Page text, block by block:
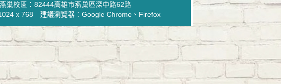
校區：82444高雄市燕巢區深中路62路
x 768 建議瀏覽器：Google Chrome、Firefox